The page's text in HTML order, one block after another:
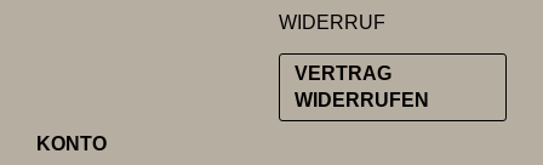
WIDERRUF
VERTRAG
WIDERRUFEN
KONTO